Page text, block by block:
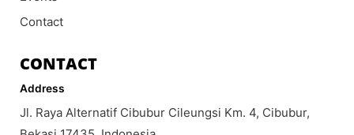
Contact
CONTACT
Address
Jl. Raya Alternatif Cibubur Cileungsi Km. 4, Cibubur,